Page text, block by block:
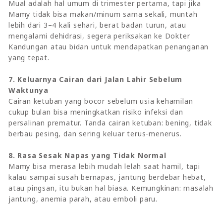
Mual adalah hal umum di trimester pertama, tapi jika
Mamy tidak bisa makan/minum sama sekali, muntah
lebih dari 3–4 kali sehari, berat badan turun, atau
mengalami dehidrasi, segera periksakan ke Dokter
Kandungan atau bidan untuk mendapatkan penanganan
yang tepat.
7. Keluarnya Cairan dari Jalan Lahir Sebelum
Waktunya
Cairan ketuban yang bocor sebelum usia kehamilan
cukup bulan bisa meningkatkan risiko infeksi dan
persalinan prematur. Tanda cairan ketuban: bening, tidak
berbau pesing, dan sering keluar terus-menerus.
8. Rasa Sesak Napas yang Tidak Normal
Mamy bisa merasa lebih mudah lelah saat hamil, tapi
kalau sampai susah bernapas, jantung berdebar hebat,
atau pingsan, itu bukan hal biasa. Kemungkinan: masalah
jantung, anemia parah, atau emboli paru.